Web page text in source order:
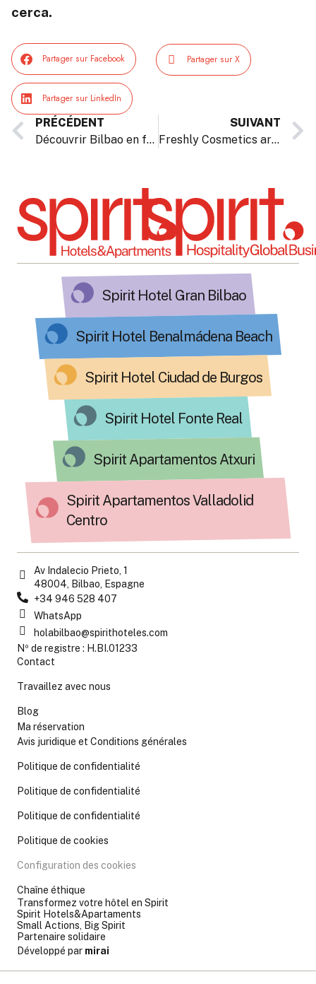
cerca.
Partager sur Facebook Partager sur X
Partager sur LinkedIn
PRÉCÉDENT
Découvrir Bilbao en famille : un guide complet des vacances scolaires françaises
SUIVANT
Freshly Cosmetics arrive au Spirit Hotel Gran Bilbao
Spirit Hotel Gran Bilbao
Spirit Hotel Benalmádena Beach
Spirit Hotel Ciudad de Burgos
Spirit Hotel Fonte Real
Spirit Apartamentos Atxuri
Spirit Apartamentos Valladolid
Centro
Av Indalecio Prieto, 1
48004, Bilbao, Espagne
+34 946 528 407
WhatsApp
holabilbao@spirithoteles.com
Nº de registre : H.BI.01233
Contact
Travaillez avec nous
Blog
Ma réservation
Avis juridique et Conditions générales
Politique de confidentialité
Politique de confidentialité
Politique de confidentialité
Politique de cookies
Configuration des cookies
Chaîne éthique
Transformez votre hôtel en Spirit
Spirit Hotels&Apartaments
Small Actions, Big Spirit
Partenaire solidaire
Développé par mirai